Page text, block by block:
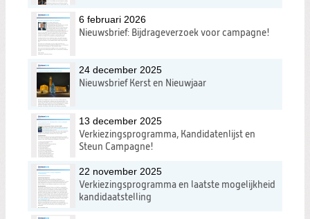
6 februari 2026
Nieuwsbrief: Bijdrageverzoek voor campagne!
24 december 2025
Nieuwsbrief Kerst en Nieuwjaar
13 december 2025
Verkiezingsprogramma, Kandidatenlijst en
Steun Campagne!
22 november 2025
Verkiezingsprogramma en laatste mogelijkheid
kandidaatstelling